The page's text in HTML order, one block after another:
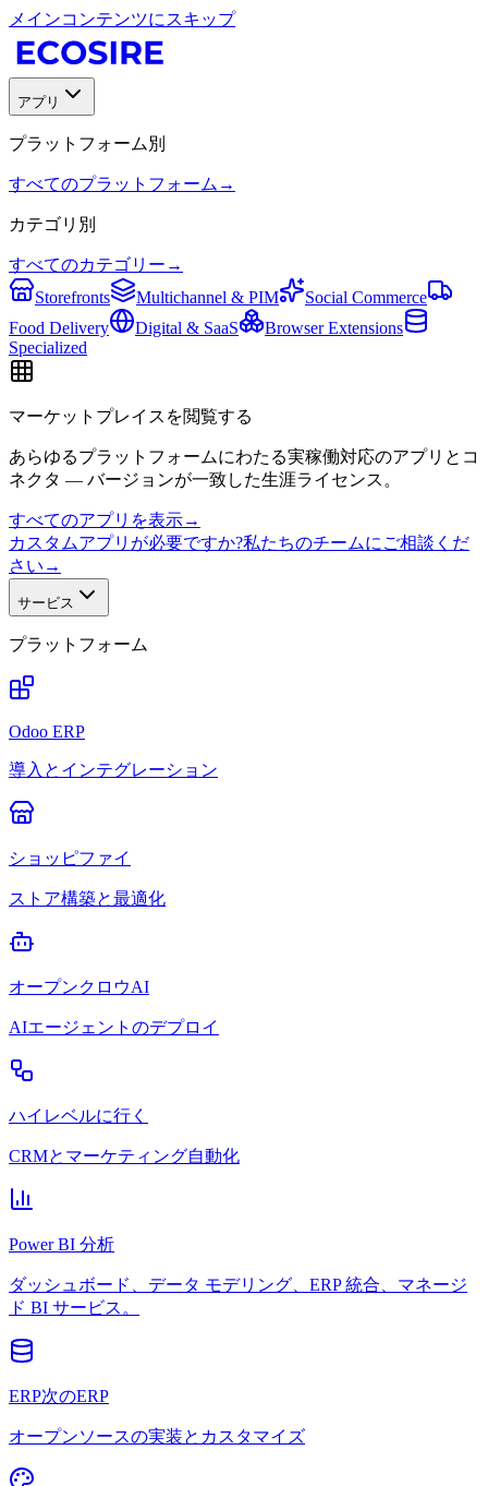
メインコンテンツにスキップ
アプリ
プラットフォーム別
すべてのプラットフォーム →
カテゴリ別
すべてのカテゴリー →
Storefronts
Multichannel & PIM
Social Commerce
Food Delivery
Digital & SaaS
Browser Extensions
Specialized
マーケットプレイスを閲覧する
あらゆるプラットフォームにわたる実稼働対応のアプリとコ
ネクタ — バージョンが一致した生涯ライセンス。
すべてのアプリを表示→
カスタムアプリが必要ですか?私たちのチームにご相談くだ
さい →
サービス
プラットフォーム
Odoo ERP
導入とインテグレーション
ショッピファイ
ストア構築と最適化
オープンクロウAI
AIエージェントのデプロイ
ハイレベルに行く
CRMとマーケティング自動化
Power BI 分析
ダッシュボード、データ モデリング、ERP 統合、マネージ
ド BI サービス。
ERP次のERP
オープンソースの実装とカスタマイズ